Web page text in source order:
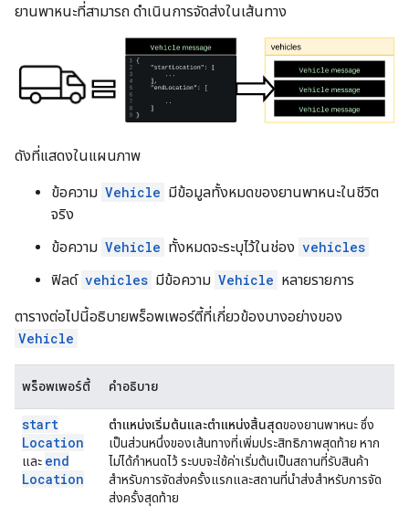
ยานพาหนะที่สามารถ ดำเนินการจัดส่งในเส้นทาง
ดังที่แสดงในแผนภาพ
ข้อความ Vehicle มีข้อมูลทั้งหมดของยานพาหนะในชีวิต
จริง
ข้อความ Vehicle ทั้งหมดจะระบุไว้ในช่อง vehicles
ฟิลด์ vehicles มีข้อความ Vehicle หลายรายการ
ตารางต่อไปนี้อธิบายพร็อพเพอร์ตี้ที่เกี่ยวข้องบางอย่างของ
Vehicle
พร็อพเพอร์ตี้ คำอธิบาย
start
Location
และ end
Location
ตำแหน่งเริ่มต้นและตำแหน่งสิ้นสุดของยานพาหนะ ซึ่ง
เป็นส่วนหนึ่งของเส้นทางที่เพิ่มประสิทธิภาพสุดท้าย หาก
ไม่ได้กำหนดไว้ ระบบจะใช้ค่าเริ่มต้นเป็นสถานที่รับสินค้า
สำหรับการจัดส่งครั้งแรกและสถานที่นำส่งสำหรับการจัด
ส่งครั้งสุดท้าย